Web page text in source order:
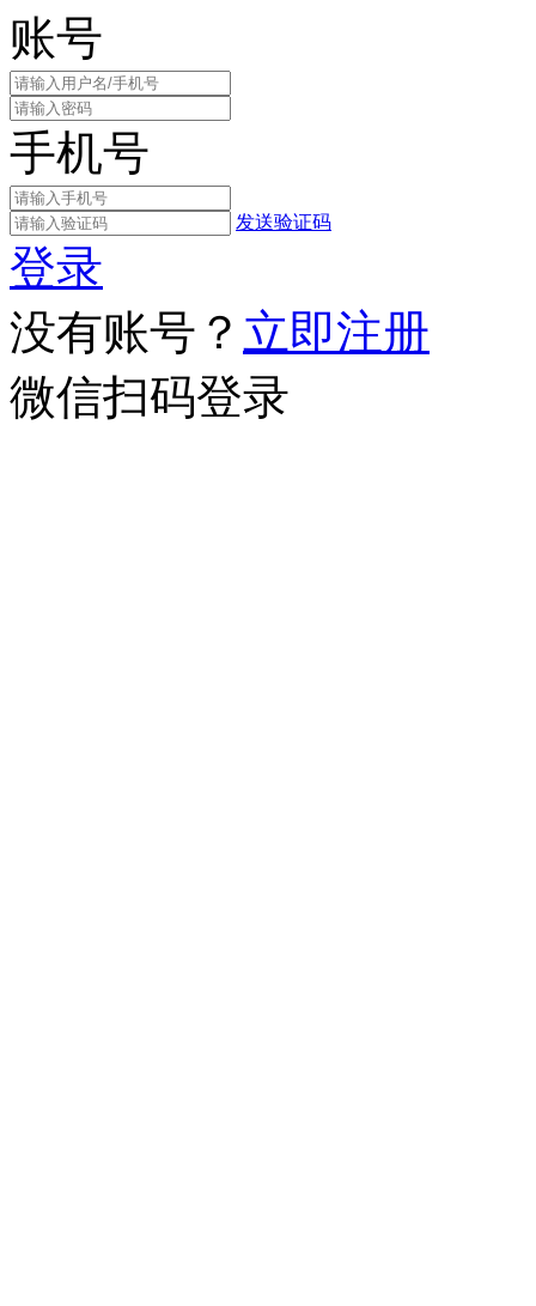
账号
手机号
发送验证码
登录
没有账号？ 立即注册
微信扫码登录